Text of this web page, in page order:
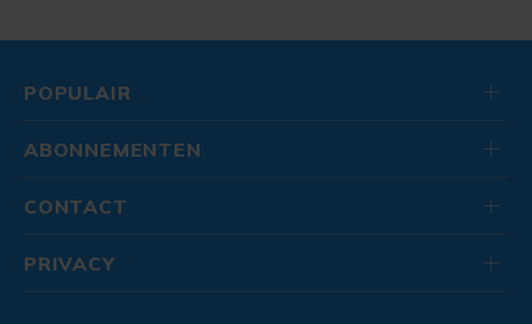
POPULAIR
ABONNEMENTEN
CONTACT
PRIVACY